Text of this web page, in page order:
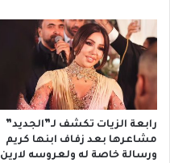
رابعة الزيات تكشف لـ”الجديد”
مشاعرها بعد زفاف ابنها كريم
ورسالة خاصة له ولعروسه لارين